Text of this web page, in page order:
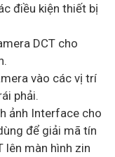
điều kiện thiết bị
DCT cho
vào các vị trí
phải.
ảnh Interface cho
để giải mã tín
lên màn hình zin